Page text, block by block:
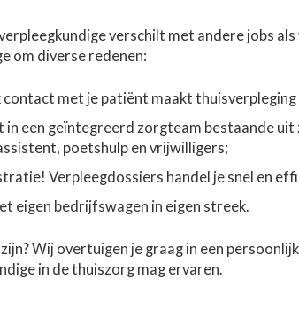
verschilt met andere jobs
om diverse redenen:
met je patiënt maakt
in een geïntegreerd zorgteam bestaande
poetshulp en vrijwilligers;
Verpleegdossiers handel je snel en
eigen bedrijfswagen in eigen streek.
Wij overtuigen je graag in een
in de thuiszorg mag ervaren.